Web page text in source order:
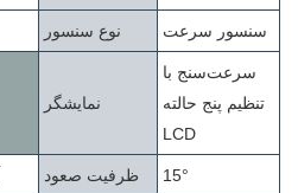
نوع سنسور سنسور سرعت
نمایشگر
سرعت‌سنج با
تنظیم پنج حالته
LCD
ظرفیت صعود 15°